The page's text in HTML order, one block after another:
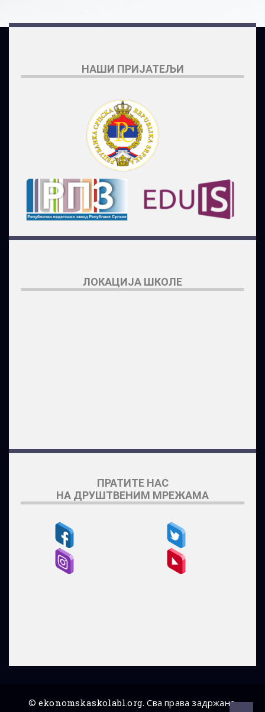
НАШИ ПРИЈАТЕЉИ
ЛОКАЦИЈА ШКОЛЕ
ПРАТИТЕ НАС
НА ДРУШТВЕНИМ МРЕЖАМА
©ekonomskaskolabl.org. Сва права задржана.